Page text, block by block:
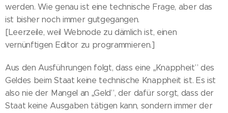
werden. Wie genau ist eine technische Frage, aber das
ist bisher noch immer gutgegangen.
[Leerzeile, weil Webnode zu dämlich ist, einen
vernünftigen Editor zu programmieren.]
Aus den Ausführungen folgt, dass eine „Knappheit” des
Geldes beim Staat keine technische Knappheit ist. Es ist
also nie der Mangel an „Geld”, der dafür sorgt, dass der
Staat keine Ausgaben tätigen kann, sondern immer der